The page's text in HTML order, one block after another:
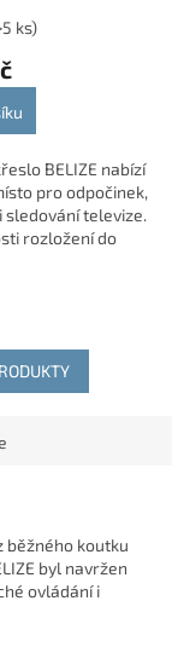
ks)
BELIZE nabízí
pro odpočinek,
sledování televize.
rozložení do
běžného koutku
byl navržen
ovládání i